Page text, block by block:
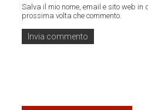
Salva il mio nome, email e sito web in
prossima volta che commento.